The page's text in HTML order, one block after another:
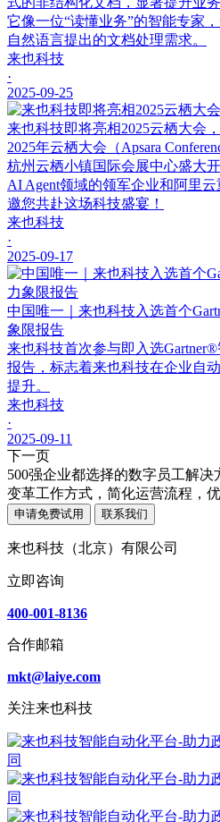
它像一位“读懂业务”的智能专家
自然语言提出的文档处理需求。
来也科技
·
2025-09-25
来也科技即将亮相2025云栖大会
2025年云栖大会（Apsara
杭州云栖小镇国际会展中心盛大
AI Agent领域的领军企业和阿里
邀您共赴这场科技盛宴！
来也科技
·
2025-09-17
中国唯一｜来也科技入选首个
象限报告
来也科技首次参与即入选
报告，标志着来也科技在企业自
提升。
来也科技
·
2025-09-11
下一页
500强企业都选择的数字员工解决
变革工作方式，简化运营流程，
申请免费试用 联系我们
来也科技（北京）有限公司
立即咨询
400-001-8136
合作邮箱
mkt@laiye.com
关注来也科技